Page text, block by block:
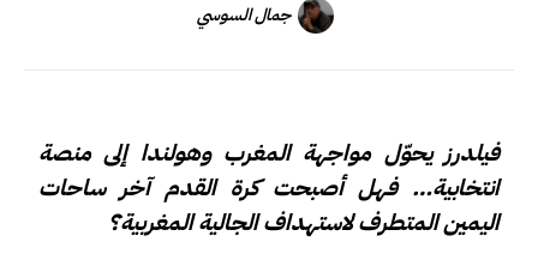
جمال السوسي
فيلدرز يحوّل مواجهة المغرب وهولندا إلى منصة
انتخابية… فهل أصبحت كرة القدم آخر ساحات
اليمين المتطرف لاستهداف الجالية المغربية؟